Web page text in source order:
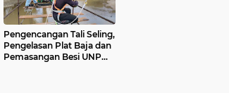
Pengencangan Tali Seling,
Pengelasan Plat Baja dan
Pemasangan Besi UNP